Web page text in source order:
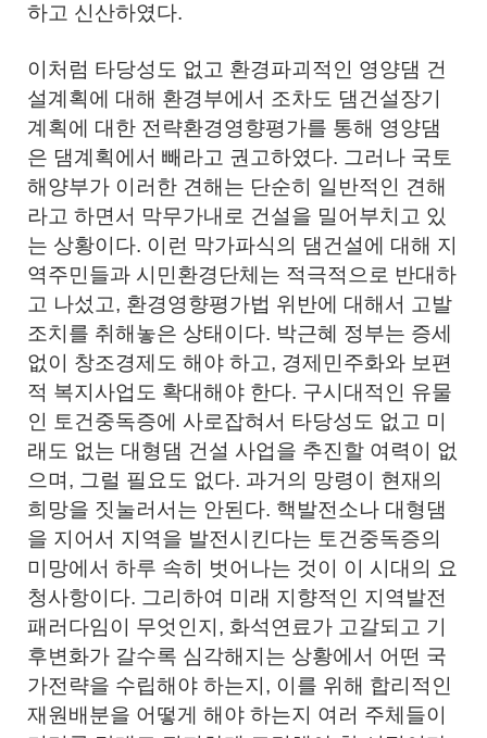
하고 신산하였다.
이처럼 타당성도 없고 환경파괴적인 영양댐 건
설계획에 대해 환경부에서 조차도 댐건설장기
계획에 대한 전략환경영향평가를 통해 영양댐
은 댐계획에서 빼라고 권고하였다. 그러나 국토
해양부가 이러한 견해는 단순히 일반적인 견해
라고 하면서 막무가내로 건설을 밀어부치고 있
는 상황이다. 이런 막가파식의 댐건설에 대해 지
역주민들과 시민환경단체는 적극적으로 반대하
고 나섰고, 환경영향평가법 위반에 대해서 고발
조치를 취해놓은 상태이다. 박근혜 정부는 증세
없이 창조경제도 해야 하고, 경제민주화와 보편
적 복지사업도 확대해야 한다. 구시대적인 유물
인 토건중독증에 사로잡혀서 타당성도 없고 미
래도 없는 대형댐 건설 사업을 추진할 여력이 없
으며, 그럴 필요도 없다. 과거의 망령이 현재의
희망을 짓눌러서는 안된다. 핵발전소나 대형댐
을 지어서 지역을 발전시킨다는 토건중독증의
미망에서 하루 속히 벗어나는 것이 이 시대의 요
청사항이다. 그리하여 미래 지향적인 지역발전
패러다임이 무엇인지, 화석연료가 고갈되고 기
후변화가 갈수록 심각해지는 상황에서 어떤 국
가전략을 수립해야 하는지, 이를 위해 합리적인
재원배분을 어떻게 해야 하는지 여러 주체들이